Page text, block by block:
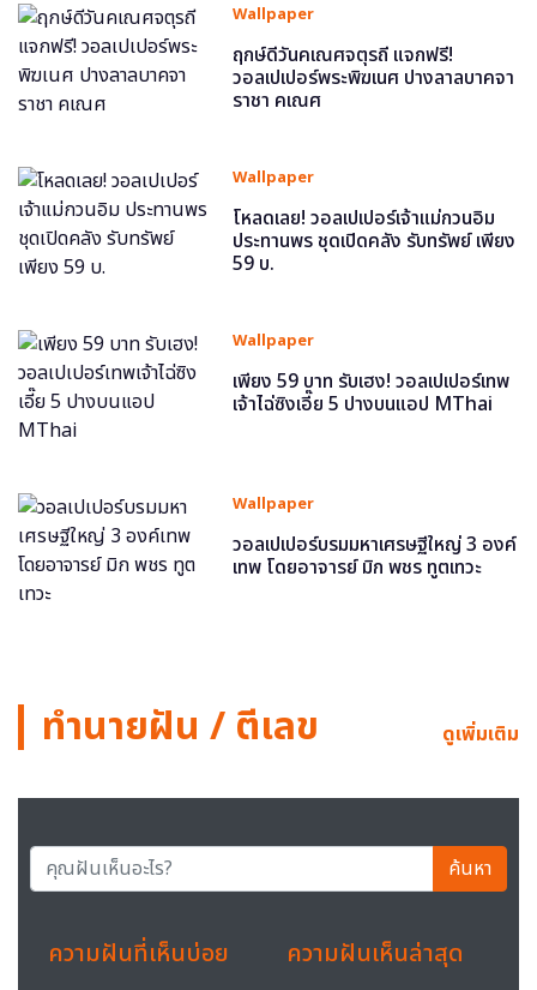
Wallpaper
ฤกษ์ดีวันคเณศจตุรถี แจกฟรี!
วอลเปเปอร์พระพิฆเนศ ปางลาลบาคจา
ราชา คเณศ
Wallpaper
โหลดเลย! วอลเปเปอร์เจ้าแม่กวนอิม
ประทานพร ชุดเปิดคลัง รับทรัพย์ เพียง
59 บ.
Wallpaper
เพียง 59 บาท รับเฮง! วอลเปเปอร์เทพ
เจ้าไฉ่ซิงเอี๊ย 5 ปางบนแอป MThai
Wallpaper
วอลเปเปอร์บรมมหาเศรษฐีใหญ่ 3 องค์
เทพ โดยอาจารย์ มิก พชร ทูตเทวะ
ทำนายฝัน / ตีเลข ดูเพิ่มเติม
ค้นหา
ความฝันที่เห็นบ่อย ความฝันเห็นล่าสุด